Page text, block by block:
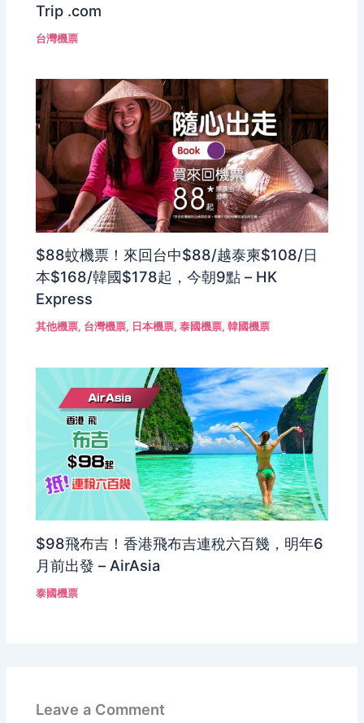
Trip .com
台灣機票
$88蚊機票！來回台中$88/越泰柬$108/日
本$168/韓國$178起，今朝9點 – HK
Express
其他機票, 台灣機票, 日本機票,泰國機票,韓國機票
$98飛布吉！香港飛布吉連稅六百幾，明年6
月前出發 – AirAsia
泰國機票
Leave a Comment